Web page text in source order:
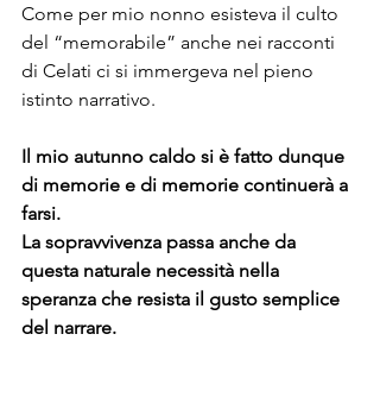
Come per mio nonno esisteva il culto
del “memorabile” anche nei racconti
di Celati ci si immergeva nel pieno
istinto narrativo.
Il mio autunno caldo si è fatto dunque
di memorie e di memorie continuerà a
farsi.
La sopravvivenza passa anche da
questa naturale necessità nella
speranza che resista il gusto semplice
del narrare.